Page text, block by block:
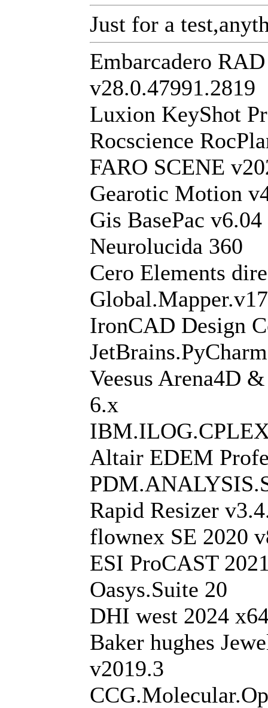
Just for a
Embarcadero
v28.0.47991.2819
Luxion KeyShot
Rocscience
FARO SCENE
Gearotic Motion
Gis BasePac
Neurolucida 360
Cero Elements
IronCAD Design
Veesus Arena4D
6.x
Altair EDEM
Rapid Resizer
flownex SE 2020
ESI ProCAST
Oasys.Suite 20
DHI west 2024
Baker hughes
v2019.3